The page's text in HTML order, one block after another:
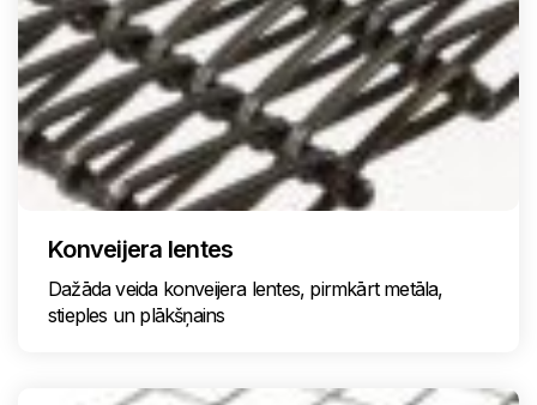
Konveijera lentes
Dažāda veida konveijera lentes, pirmkārt metāla,
stieples un plākšņains